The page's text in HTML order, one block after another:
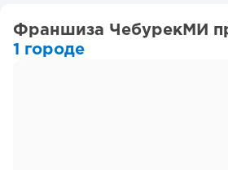
Франшиза ЧебурекМИ
1 городе